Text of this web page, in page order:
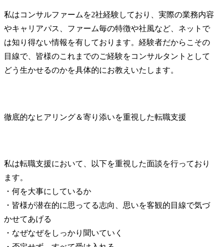
私はコンサルファームを2社経験しており、実際の業務内容
やキャリアパス、ファーム毎の特徴や社風など、ネットで
は知り得ない情報を有しております。経験者だからこその
目線で、皆様のこれまでのご経験をコンサルタントとして
どう生かせるのかを具体的にお教えいたします。
徹底的なヒアリング＆寄り添いを重視した転職支援
私は転職支援において、以下を重視した面談を行っており
ます。
・何を大事にしているか
・皆様が潜在的に思ってる志向、思いを客観的目線で気づ
かせてあげる
・なぜなぜをしっかり聞いていく